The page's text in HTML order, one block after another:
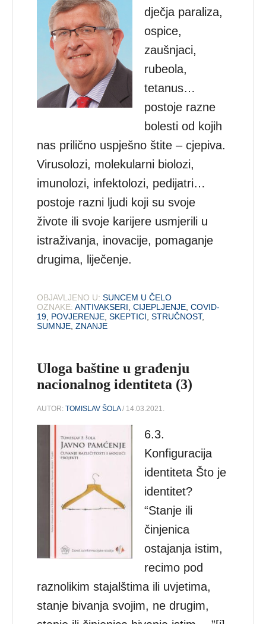
dječja paraliza,
ospice,
zaušnjaci,
rubeola,
tetanus…
postoje razne
bolesti od kojih
nas prilično uspješno štite – cjepiva.
Virusolozi, molekularni biolozi,
imunolozi, infektolozi, pedijatri…
postoje razni ljudi koji su svoje
živote ili svoje karijere usmjerili u
istraživanja, inovacije, pomaganje
drugima, liječenje.
OBJAVLJENO U: SUNCEM U ČELO
OZNAKE: ANTIVAKSERI ,CIJEPLJENJE ,COVID-
19 POVJERENJE ,SKEPTICI ,STRUČNOST,
SUMNJE ,ZNANJE
Uloga baštine u građenju
nacionalnog identiteta (3)
AUTOR:TOMISLAV ŠOLA/ 14.03.2021.
6.3.
Konfiguracija
identiteta Što je
identitet?
“Stanje ili
činjenica
ostajanja istim,
recimo pod
raznolikim sta­jalštima ili uvjetima,
stanje bivanja svojim, ne drugim,